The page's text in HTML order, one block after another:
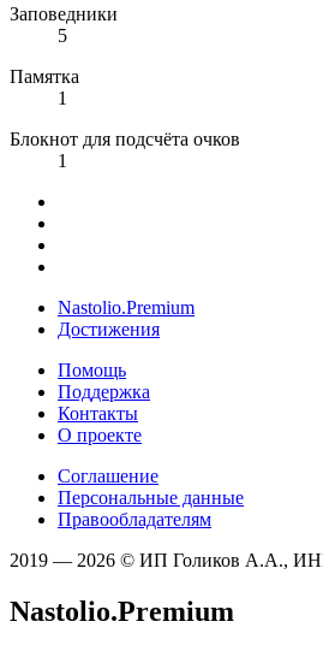
Заповедники
5
Памятка
1
Блокнот для подсчёта очков
1
Nastolio.Premium
Достижения
Помощь
Поддержка
Контакты
О проекте
Соглашение
Персональные данные
Правообладателям
2019 — 2026 © ИП Голиков А.А.,
Nastolio.Premium